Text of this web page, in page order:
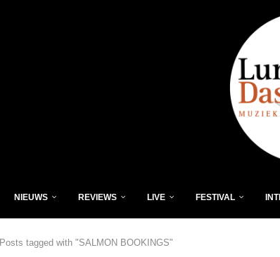
NIEUWS REVIEWS LIVE FESTIVAL
Posts tagged with "SALMON BOOKINGS"